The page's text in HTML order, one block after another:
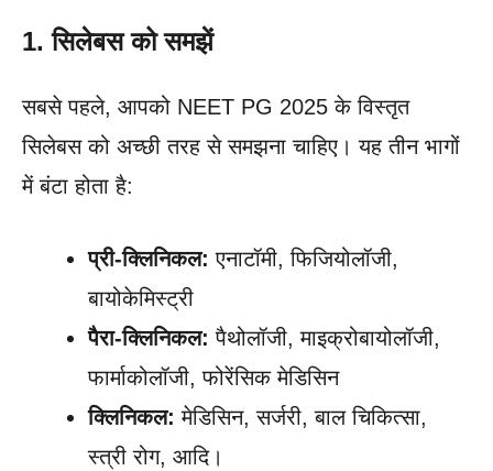
1. सिलेबस को समझें
सबसे पहले, आपको NEET PG 2025 के विस्तृत
सिलेबस को अच्छी तरह से समझना चाहिए। यह तीन भागों
में बंटा होता है:
प्री-क्लिनिकल: एनाटॉमी, फिजियोलॉजी,
बायोकेमिस्ट्री
पैरा-क्लिनिकल: पैथोलॉजी, माइक्रोबायोलॉजी,
फार्माकोलॉजी, फोरेंसिक मेडिसिन
क्लिनिकल: मेडिसिन, सर्जरी, बाल चिकित्सा,
स्त्री रोग, आदि।